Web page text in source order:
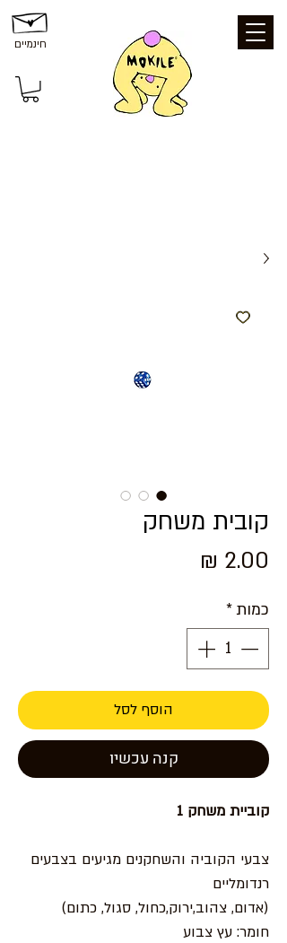
חינמיים
קובית משחק
כמות*
הוסף לסל
קנה עכשיו
קוביית משחק 1
צבעי הקוביה והשחקנים מגיעים בצבעים
רנדומליים
(אדום, צהוב,ירוק,כחול, סגול, כתום)
חומר: עץ צבוע